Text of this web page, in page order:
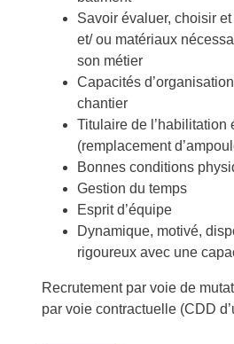
Savoir évaluer, choisir
et/ ou matériaux
son métier
Capacités
chantier
Titulaire de l’habilitation
(remplacement
Bonnes conditions
Gestion du temps
Esprit d’équipe
Dynamique, motivé,
rigoureux avec une
Recrutement par voie de
par voie contractuelle (CDD